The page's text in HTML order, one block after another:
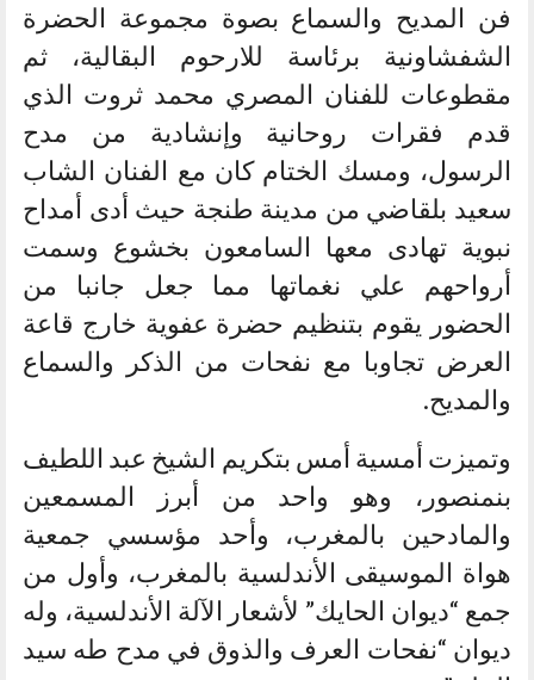
فن المديح والسماع بصوة مجموعة الحضرة
الشفشاونية برئاسة للارحوم البقالية، ثم
مقطوعات للفنان المصري محمد ثروت الذي
قدم فقرات روحانية وإنشادية من مدح
الرسول، ومسك الختام كان مع الفنان الشاب
سعيد بلقاضي من مدينة طنجة حيث أدى أمداح
نبوية تهادى معها السامعون بخشوع وسمت
أرواحهم علي نغماتها مما جعل جانبا من
الحضور يقوم بتنظيم حضرة عفوية خارج قاعة
العرض تجاوبا مع نفحات من الذكر والسماع
والمديح.
وتميزت أمسية أمس بتكريم الشيخ عبد اللطيف
بنمنصور، وهو واحد من أبرز المسمعين
والمادحين بالمغرب، وأحد مؤسسي جمعية
هواة الموسيقى الأندلسية بالمغرب، وأول من
جمع “ديوان الحايك” لأشعار الآلة الأندلسية، وله
ديوان “نفحات العرف والذوق في مدح طه سيد